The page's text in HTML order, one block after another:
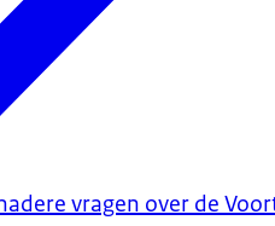
vragen over de